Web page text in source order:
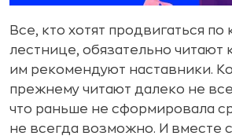
Все, кто хотят продвигаться по
лестнице, обязательно читают
им рекомендуют наставники.
прежнему читают далеко не
что раньше не сформировала
не всегда возможно. И вместе